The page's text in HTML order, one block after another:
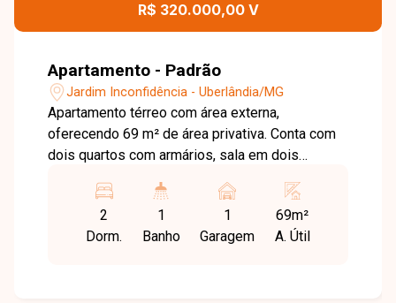
R$ 320.000,00 V
Apartamento - Padrão
Jardim Inconfidência - Uberlândia/MG
Apartamento térreo com área externa,
oferecendo 69 m² de área privativa. Conta com
dois quartos com armários, sala em dois
cozinha planejada, lavanderia e uma vaga de
garagem. O condomínio inclui água e energia
das áreas comuns, garantindo mais praticidade
2
Dorm.
1
Banho
1
Garagem
69m²
A. Útil